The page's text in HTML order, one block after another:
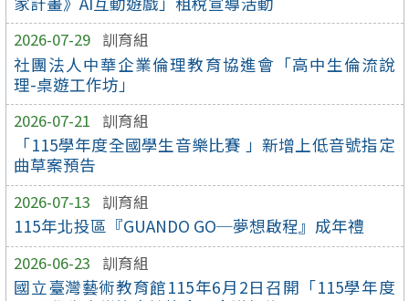
2026-07-29 訓育組
社團法人中華企業倫理教育協進會「高中生倫流說
理-桌遊工作坊」
2026-07-21 訓育組
「115學年度全國學生音樂比賽 」新增上低音號指定
曲草案預告
2026-07-13 訓育組
115年北投區『GUANDO GO─夢想啟程』成年禮
2026-06-23 訓育組
國立臺灣藝術教育館115年6月2日召開「115學年度